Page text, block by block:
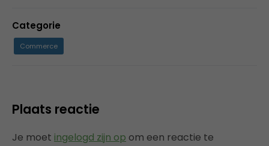
Categorie
Commerce
Plaats reactie
Je moet ingelogd zijn op om een reactie te